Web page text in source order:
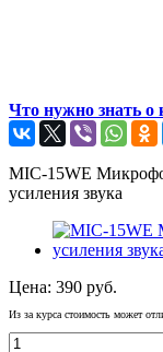
Что нужно знать о
MIC-15WE
усиления звука
Цена: 390 руб.
Из за курса стоимость может